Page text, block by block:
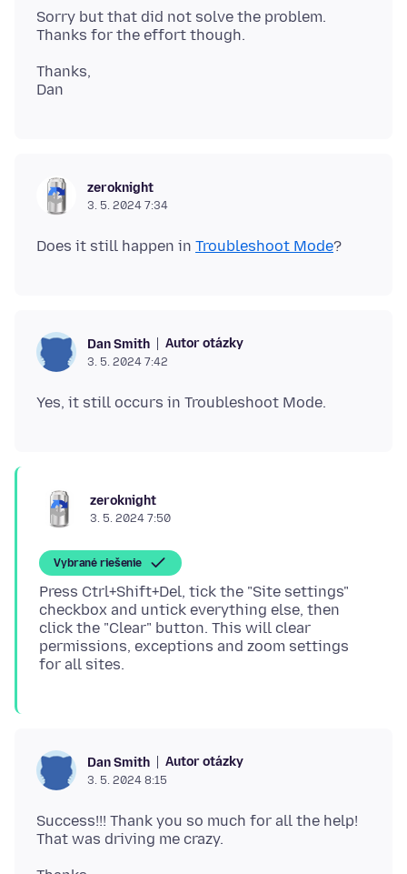
Sorry but that did not solve the problem.
Thanks,
zeroknight
3. 5. 2024 7:34
Does it still happen in Troubleshoot Mode
Dan Smith Autor otázky
3. 5. 2024 7:42
zeroknight
3. 5. 2024 7:50
Vybrané riešenie
Press Ctrl+Shift+Del, tick the "Site settings"
checkbox and untick everything else, then
click the "Clear" button. This will clear
permissions, exceptions and zoom settings
Dan Smith Autor otázky
3. 5. 2024 8:15
Success!!! Thank you so much for all the help!